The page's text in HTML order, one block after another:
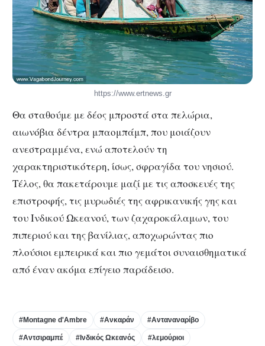
https://www.ertnews.gr
Θα σταθούμε με δέος μπροστά στα πελώρια,
αιωνόβια δέντρα μπαομπάμπ, που μοιάζουν
ανεστραμμένα, ενώ αποτελούν τη
χαρακτηριστικότερη, ίσως, σφραγίδα του νησιού.
Τέλος, θα πακετάρουμε μαζί με τις αποσκευές της
επιστροφής, τις μυρωδιές της αφρικανικής γης και
του Ινδικού Ωκεανού, των ζαχαροκάλαμων, του
πιπεριού και της βανίλιας, αποχωρώντας πιο
πλούσιοι εμπειρικά και πιο γεμάτοι συναισθηματικά
από έναν ακόμα επίγειο παράδεισο.
#Montagne d'Ambre #Ανκαράν #Ανταναναρίβο
#Αντσιραμπέ #Ινδικός Ωκεανός #λεμούριοι